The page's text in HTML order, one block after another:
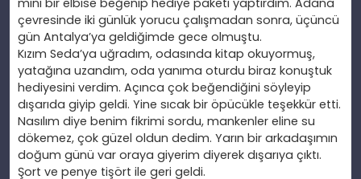
mini bir elbise beğenip hediye paketi yaptırdım. Adana
çevresinde iki günlük yorucu çalışmadan sonra, üçüncü
gün Antalya’ya geldiğimde gece olmuştu.
Kızım Seda’ya uğradım, odasında kitap okuyormuş,
yatağına uzandım, oda yanıma oturdu biraz konuştuk
hediyesini verdim. Açınca çok beğendiğini söyleyip
dışarıda giyip geldi. Yine sıcak bir öpücükle teşekkür etti.
Nasılım diye benim fikrimi sordu, mankenler eline su
dökemez, çok güzel oldun dedim. Yarın bir arkadaşımın
doğum günü var oraya giyerim diyerek dışarıya çıktı.
Şort ve penye tişört ile geri geldi.